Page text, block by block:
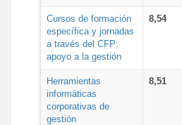
Cursos de formación
específica y jornadas
a través del CFP:
apoyo a la gestión
8,54
Herramientas
informáticas
corporativas de
gestión
8,51